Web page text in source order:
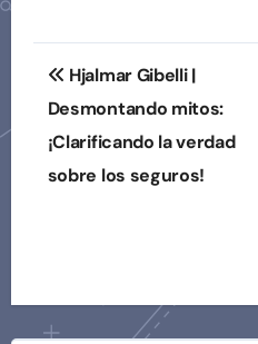
Navegación
de
entradas
Hjalmar Gibelli |
Desmontando mitos:
¡Clarificando la verdad
sobre los seguros!